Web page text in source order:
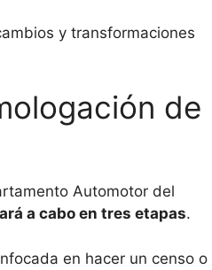
y transformaciones
de
Automotor del
a cabo en tres etapas.
en hacer un censo o